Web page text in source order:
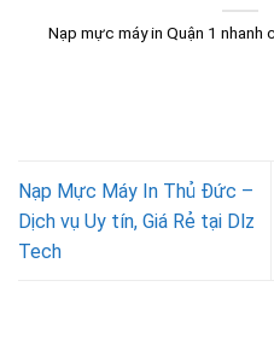
Nạp mực máy in Quận 1 nhanh
Nạp Mực Máy In Thủ Đức –
Dịch vụ Uy tín, Giá Rẻ tại Dlz
Tech